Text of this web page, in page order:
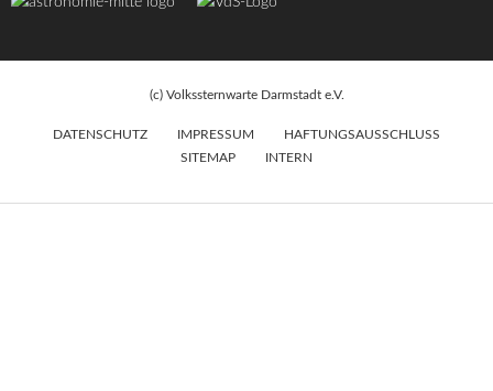
(c) Volkssternwarte Darmstadt e.V.
DATENSCHUTZ IMPRESSUM
HAFTUNGSAUSSCHLUSS
SITEMAP
INTERN